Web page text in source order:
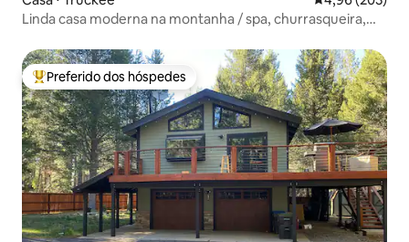
Linda casa moderna na montanha / spa, churrasqueira,
Entre os melhores preferidos dos hóspedes
Preferido dos hóspedes